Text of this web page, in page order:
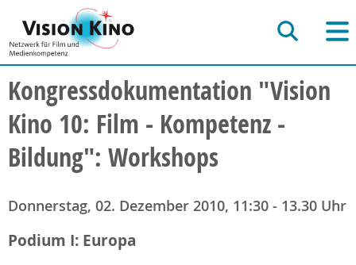
Kongressdokumentation "Vision
Kino 10: Film - Kompetenz -
Bildung": Workshops
Donnerstag, 02. Dezember 2010, 11:30 - 13.30 Uhr
Podium I: Europa